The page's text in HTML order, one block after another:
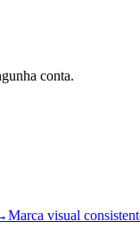
conta.
Marca visual